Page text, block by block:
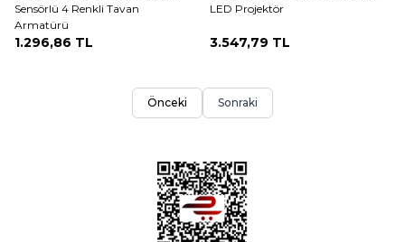
Sensörlü 4 Renkli Tavan
Armatürü
1.296,86 TL
LED Projektör
3.547,79 TL
Önceki Sonraki